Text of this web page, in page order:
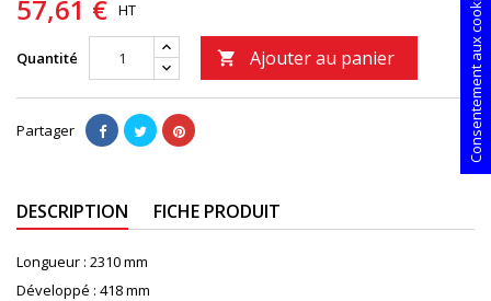
57,61 € HT
Quantité  Ajouter au panier
Partager
DESCRIPTION FICHE PRODUIT
Longueur : 2310 mm
Développé : 418 mm
Consentement aux cookies